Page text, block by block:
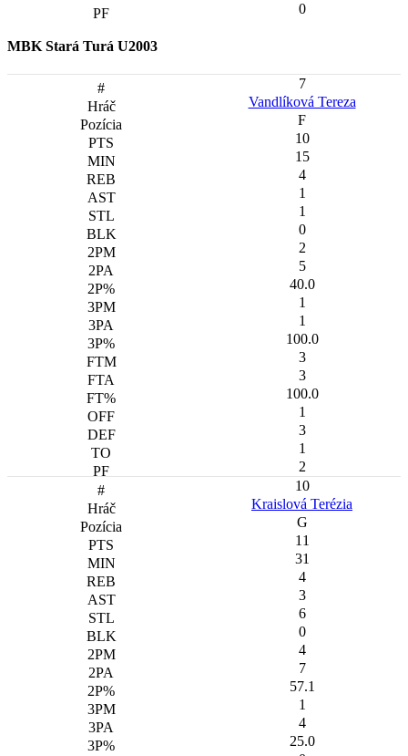
0
MBK Stará Turá U2003
7
Vandlíková Tereza
F
10
15
4
1
1
0
2
5
40.0
1
1
100.0
3
3
100.0
1
3
1
2
10
Kraislová Terézia
G
11
31
4
3
6
0
4
7
57.1
1
4
25.0